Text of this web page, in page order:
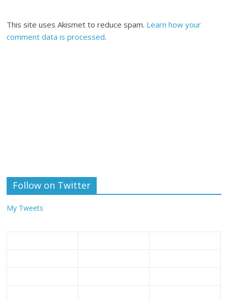
This site uses Akismet to reduce spam. Learn how your
comment data is processed.
Follow on Twitter
My Tweets